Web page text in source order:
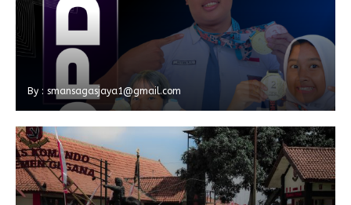
By : smansagasjaya1@gmail.com